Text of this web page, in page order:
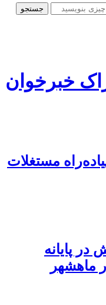
خبرخوان
مستغلات
در پایانه
ماهشهر